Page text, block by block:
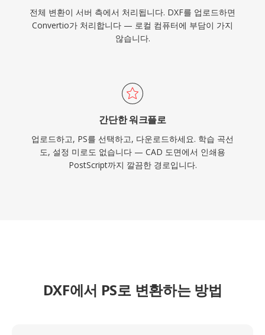
전체 변환이 서버 측에서 처리됩니다. DXF를 업로드하면
Convertio가 처리합니다 — 로컬 컴퓨터에 부담이 가지
않습니다.
간단한 워크플로
업로드하고, PS를 선택하고, 다운로드하세요. 학습 곡선
도, 설정 미로도 없습니다 — CAD 도면에서 인쇄용
PostScript까지 깔끔한 경로입니다.
DXF에서 PS로 변환하는 방법